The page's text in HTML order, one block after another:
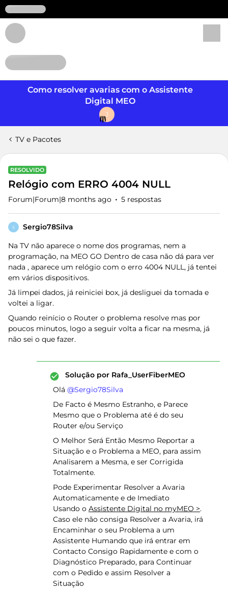
Como resolver avarias com o Assistente
Digital MEO
J
TV e Pacotes
RESOLVIDO
Relógio com ERRO 4004 NULL
Forum|Forum|8 months ago 5 respostas
S Sergio78Silva
Na TV não aparece o nome dos programas, nem a
programação, na MEO GO Dentro de casa não dá para ver
nada , aparece um relógio com o erro 4004 NULL, já tentei
em vários dispositivos.
Já limpei dados, já reiniciei box, já desliguei da tomada e
voltei a ligar.
Quando reinício o Router o problema resolve mas por
poucos minutos, logo a seguir volta a ficar na mesma, já
não sei o que fazer.
Solução por Rafa_UserFiberMEO
Olá ​ @Sergio78Silva
De Facto é Mesmo Estranho, e Parece
Mesmo que o Problema até é do seu
Router e/ou Serviço
O Melhor Será Então Mesmo Reportar a
Situação e o Problema a MEO, para assim
Analisarem a Mesma, e ser Corrigida
Totalmente.
Pode Experimentar Resolver a Avaria
Automaticamente e de Imediato
Usando o Assistente Digital no myMEO >.
Caso ele não consiga Resolver a Avaria, irá
Encaminhar o seu Problema a um
Assistente Humando que irá entrar em
Contacto Consigo Rapidamente e com o
Diagnóstico Preparado, para Continuar
com o Pedido e assim Resolver a
Situação